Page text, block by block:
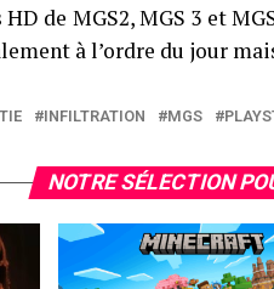
de MGS2, MGS 3 et
à l’ordre du jour
INFILTRATION MGS
NOTRE SÉLECTION